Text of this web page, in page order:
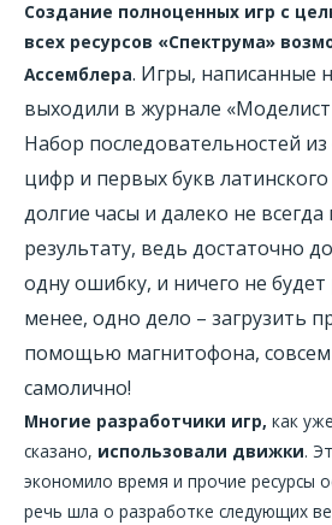
Создание полноценных игр с
всех ресурсов «Спектрума»
Ассемблера. Игры, написанные
выходили в журнале «Моделист
Набор последовательностей из
цифр и первых букв
долгие часы и далеко не
результату, ведь достаточно
одну ошибку, и ничего не
менее, одно дело – загрузить
помощью магнитофона, совсем
самолично!
Многие разработчики игр, как
сказано, использовали движки.
экономило время и прочие ресурсы
речь шла о разработке следующих